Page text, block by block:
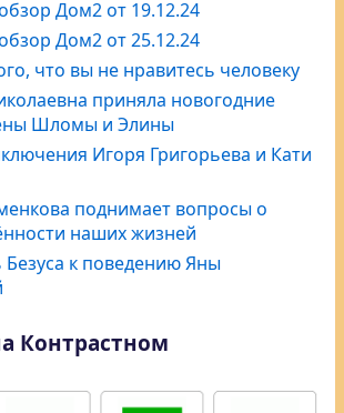
Дом2 от 19.12.24
Дом2 от 25.12.24
что вы не нравитесь человеку
приняла новогодние
Шломы и Элины
Игоря Григорьева и Кати
поднимает вопросы о
наших жизней
Безуса к поведению Яны
Контрастном